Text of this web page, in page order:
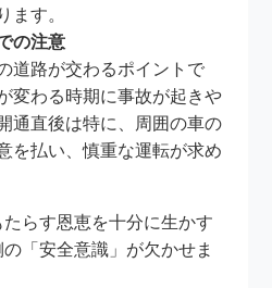
ます。
の注意
道路が交わるポイントで
変わる時期に事故が起きや
通直後は特に、周囲の車の
を払い、慎重な運転が求め
らす恩恵を十分に生かす
「安全意識」が欠かせま